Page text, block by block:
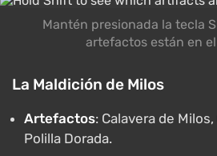
Mantén presionada la tecla
artefactos están en
La Maldición de Milos
Artefactos: Calavera de
Polilla Dorada.